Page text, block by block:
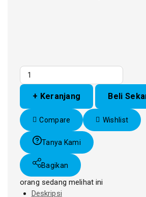
Kuantitas
Tekken
PS4
+ Keranjang Beli
Compare Wishlist
Tanya Kami
Bagikan
orang sedang melihat ini
Deskripsi